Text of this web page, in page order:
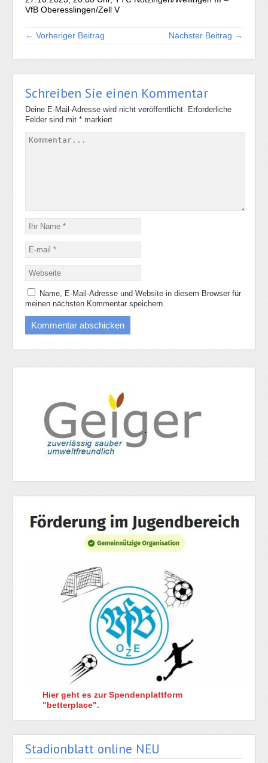
VfB Oberesslingen/Zell V
← Vorheriger Beitrag Nächster Beitrag →
Schreiben Sie einen Kommentar
Deine E-Mail-Adresse wird nicht veröffentlicht. Erforderliche
Felder sind mit* markiert
Name, E-Mail-Adresse und Website in diesem Browser für
meinen nächsten Kommentar speichern.
Hier geht es zur Spendenplattform
"betterplace".
Stadionblatt online NEU